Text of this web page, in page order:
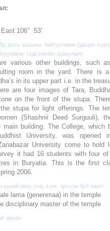
106° 53’
дэхь шашны байгууламж (дацан
тэдгээрийн зориулалт
various other buildings, such
room in the yard. There is
in its upper part i.e. in the
are four images of Tara,
on the front of the stupa.
stupa for light offerings. The
(Shashnii Deed Surguuli),
main building. The College, which
University, was opened
University come to hold
it had 16 students with four
in Buryatia. This is the first
2006.
хүний овог, нэр, хаяг, эрхэлж буй ажил
lama (genenmaa) in the temple
disciplinary master of the temple
авсан :